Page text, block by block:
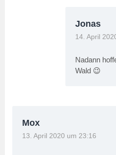
Jonas
14. April
Nadann
Wald 😉
Mox
13. April 2020 um 23:16